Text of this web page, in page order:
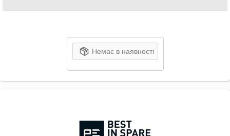
Немає в наявності